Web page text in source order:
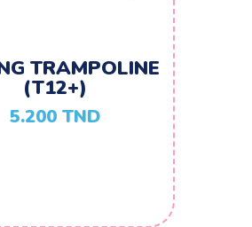
TRAMPOLINE
(T12+)
5.200 TND